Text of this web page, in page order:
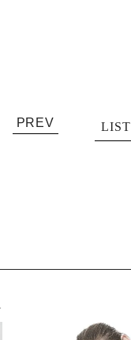
PREV LIST